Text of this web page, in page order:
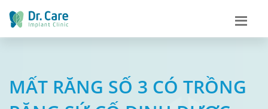
MẤT RĂNG SỐ 3 CÓ TRỒNG